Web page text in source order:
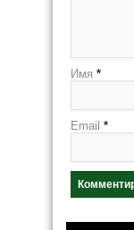
Имя *
Email *